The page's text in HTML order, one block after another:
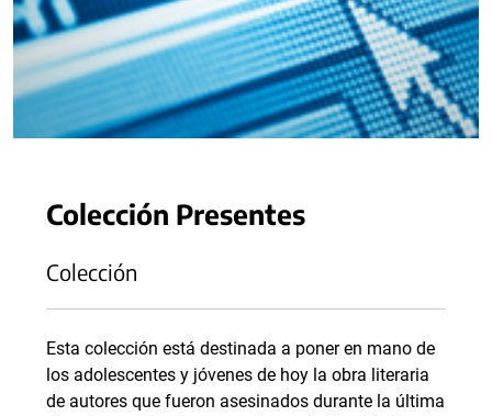
Colección Presentes
Colección
Esta colección está destinada a poner en mano de
los adolescentes y jóvenes de hoy la obra literaria
de autores que fueron asesinados durante la última